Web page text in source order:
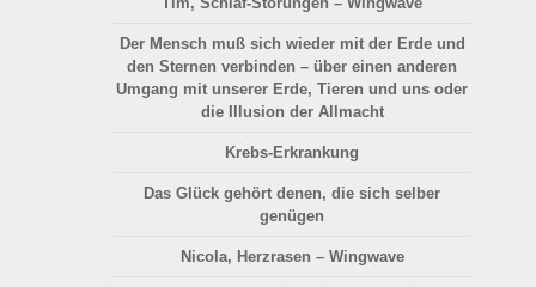
Der Mensch muß sich wieder mit der Erde und
den Sternen verbinden – über einen anderen
Umgang mit unserer Erde, Tieren und uns oder
die Illusion der Allmacht
Krebs-Erkrankung
Das Glück gehört denen, die sich selber
genügen
Nicola, Herzrasen – Wingwave